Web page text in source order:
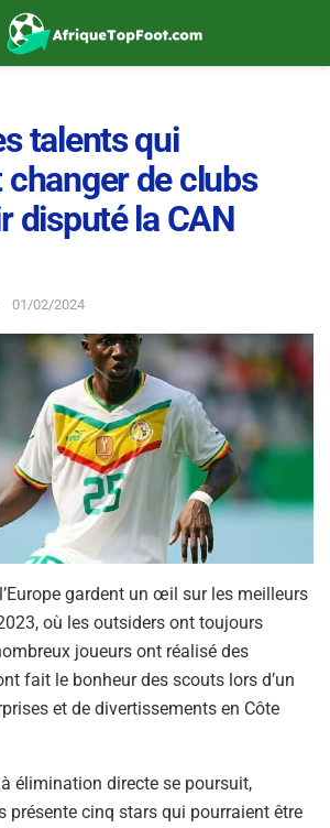
talents qui
de clubs
disputé la CAN
01/02/2024
gardent un œil sur les meilleurs
où les outsiders ont toujours
joueurs ont réalisé des
fait le bonheur des scouts lors d’un
et de divertissements en Côte
élimination directe se poursuit,
présente cinq stars qui pourraient être